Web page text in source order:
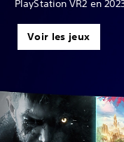
PlayStation VR2 en
Voir les jeux